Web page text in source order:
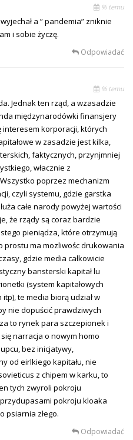
% temu
a ” pandemia” zniknie
i sobie życzę.
Odpowiadać
% temu
Jednak ten rząd, a wzasadzie
międzynarodówki finansjery
korporacji, których
w zasadzie jest kilka,
faktycznych, przynjmniej
włacznie z
poprzez mechanizm
czyli systemu, gdzie garstka
całe narody powyżej wartości
że rządy są coraz bardzie
pieniądza, które otrzymują
ma mozliwośc drukowania
gdzie media całkowicie
bansterski kapitał lu
(system kapitałowych
te media biorą udział w
nie dopuścić prawdziwych
to rynek para szczepionek i
narracja o nowym homo
bez inicjatywy,
od eirlkiego kapitału, nie
z chipem w karku, to
tych zwyroli pokroju
pokroju kloaka
psiarnia złego.
Odpowiadać